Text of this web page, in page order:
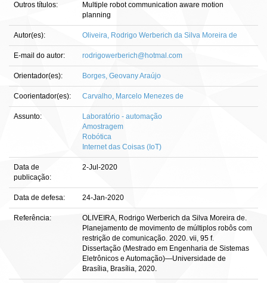
Outros títulos:
Multiple robot communication aware motion
planning
Autor(es): Oliveira, Rodrigo Werberich da Silva Moreira de
E-mail do autor: rodrigowerberich@hotmal.com
Orientador(es): Borges, Geovany Araújo
Coorientador(es): Carvalho, Marcelo Menezes de
Assunto:
Laboratório - automação
Amostragem
Robótica
Internet das Coisas (IoT)
Data de
publicação:
2-Jul-2020
Data de defesa: 24-Jan-2020
Referência:
OLIVEIRA, Rodrigo Werberich da Silva Moreira de.
Planejamento de movimento de múltiplos robôs com
restrição de comunicação. 2020. vii, 95 f.
Dissertação (Mestrado em Engenharia de Sistemas
Eletrônicos e Automação)—Universidade de
Brasília, Brasília, 2020.